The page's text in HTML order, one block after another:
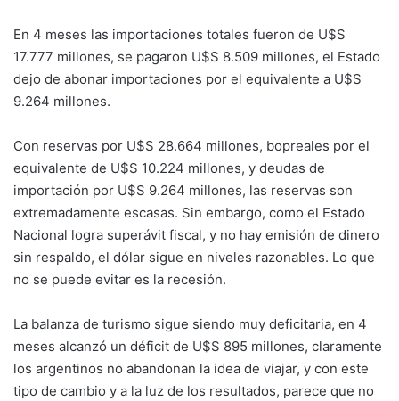
En 4 meses las importaciones totales fueron de U$S
17.777 millones, se pagaron U$S 8.509 millones, el Estado
dejo de abonar importaciones por el equivalente a U$S
9.264 millones.
Con reservas por U$S 28.664 millones, bopreales por el
equivalente de U$S 10.224 millones, y deudas de
importación por U$S 9.264 millones, las reservas son
extremadamente escasas. Sin embargo, como el Estado
Nacional logra superávit fiscal, y no hay emisión de dinero
sin respaldo, el dólar sigue en niveles razonables. Lo que
no se puede evitar es la recesión.
La balanza de turismo sigue siendo muy deficitaria, en 4
meses alcanzó un déficit de U$S 895 millones, claramente
los argentinos no abandonan la idea de viajar, y con este
tipo de cambio y a la luz de los resultados, parece que no